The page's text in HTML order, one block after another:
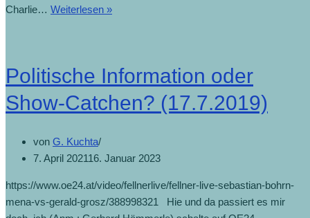
Charlie… Weiterlesen »
Politische Information oder
Show-Catchen? (17.7.2019)
von G. Kuchta
7. April 202116. Januar 2023
https://www.oe24.at/video/fellnerlive/fellner-live-sebastian-bohrn-
mena-vs-gerald-grosz/388998321 Hie und da passiert es mir